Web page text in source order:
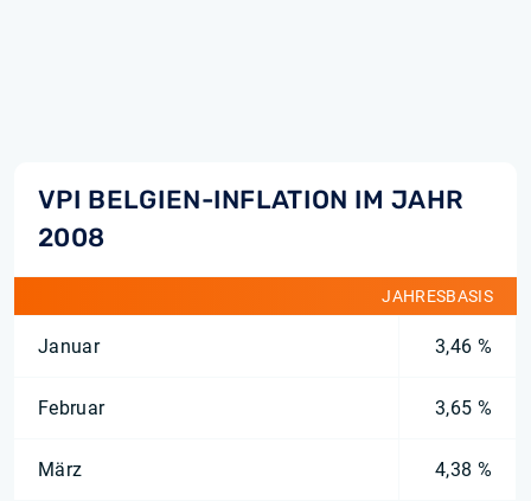
VPI BELGIEN-INFLATION IM JAHR
2008
JAHRESBASIS
Januar 3,46 %
Februar 3,65 %
März 4,38 %